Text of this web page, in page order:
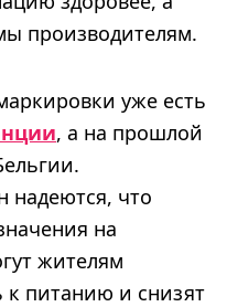
производителям.
уже есть
, а на прошлой
надеются, что
на
жителям
к питанию и снизят